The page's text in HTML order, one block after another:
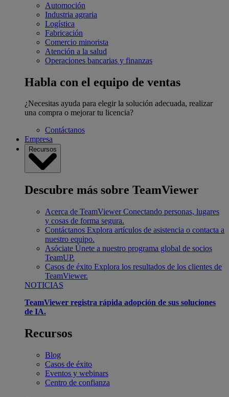
Automoción
Industria agraria
Logística
Fabricación
Comercio minorista
Atención a la salud
Operaciones bancarias y finanzas
Habla con el equipo de ventas
¿Necesitas ayuda para elegir la solución adecuada, realizar
una compra o mejorar tu licencia?
Contáctanos
Empresa
Recursos
Descubre más sobre TeamViewer
Acerca de TeamViewer Conectando personas, lugares
y cosas de forma segura.
Contáctanos Explora artículos de asistencia o contacta a
nuestro equipo.
Asóciate Únete a nuestro programa global de socios
TeamUP.
Casos de éxito Explora los resultados de los clientes de
TeamViewer.
NOTICIAS
TeamViewer registra rápida adopción de sus soluciones
de IA.
Recursos
Blog
Casos de éxito
Eventos y webinars
Centro de confianza